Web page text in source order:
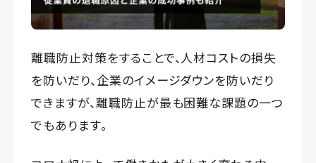
離職防止対策をすることで、人材コストの損失
を防いだり、企業のイメージダウンを防いだり
できますが、離職防止が最も困難な課題の一つ
でもあります。